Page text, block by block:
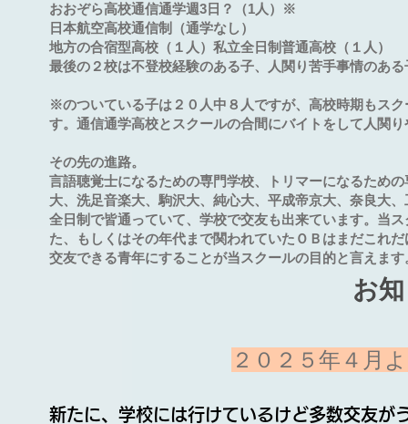
お
おおぞら高校通信通学週3日？（1人）※
日本航空高校通信制（通学なし）
地方の合宿型高校（１人）私立全日制普通高校（１人）
最後の２校は不登校経験のある子、人関り苦手事情のあ
※のついている子は２０人中８人ですが、高校時期もス
す。通信通学高校とスクールの合間にバイトをして人関
その先の進路。
言語聴覚士になるための専門学校、トリマーになるため
大、洗足音楽大、駒沢大、純心大、平成帝京大、奈良大
全日制で皆通っていて、学校で交友も出来ています。当
た、もしくはその年代まで関われていたＯＢはまだこれ
交友できる青年にすることが当スクールの目的と言えま
２０２５年４月
新たに、学校には行けているけど多数交友が